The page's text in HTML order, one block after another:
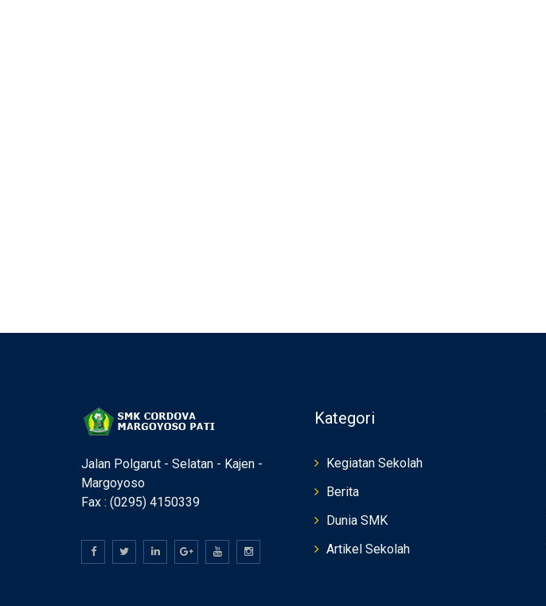
Jalan Polgarut - Selatan - Kajen -
Margoyoso
Fax : (0295) 4150339
Kategori
Kegiatan Sekolah
Berita
Dunia SMK
Artikel Sekolah